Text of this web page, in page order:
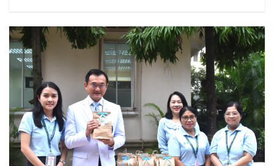
แรกเกิด รุ่นที่ 8 ปี 2568